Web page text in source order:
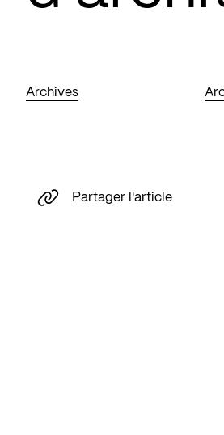
Archives
Partager l'article